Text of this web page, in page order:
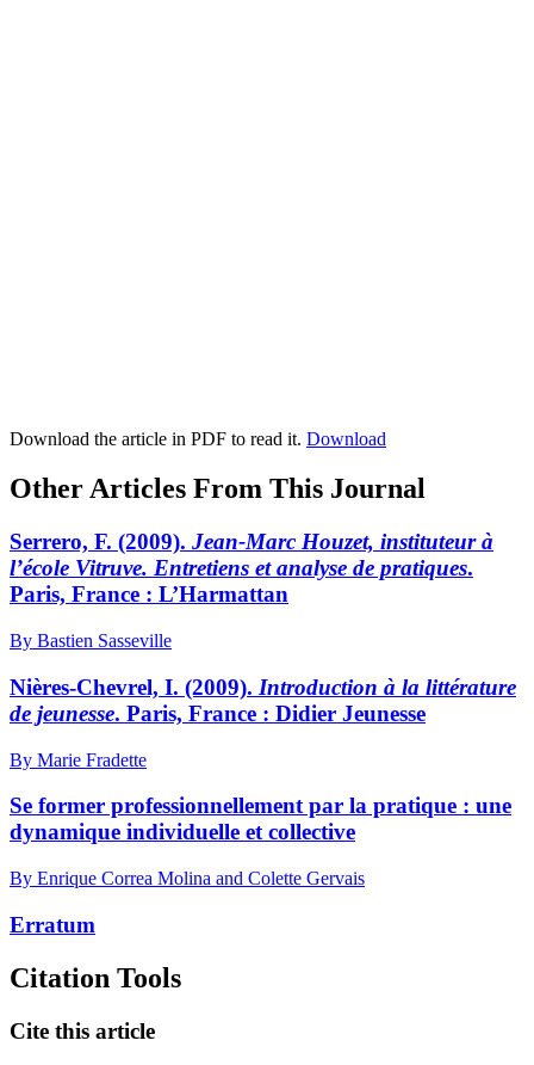
Download the article in PDF to read it. Download
Other Articles From This Journal
Serrero, F. (2009). Jean-Marc Houzet, instituteur à
l’école Vitruve. Entretiens et analyse de pratiques.
Paris, France : L’Harmattan
By Bastien Sasseville
Nières-Chevrel, I. (2009). Introduction à la littérature
de jeunesse. Paris, France : Didier Jeunesse
By Marie Fradette
Se former professionnellement par la pratique : une
dynamique individuelle et collective
By Enrique Correa Molina and Colette Gervais
Erratum
Citation Tools
Cite this article